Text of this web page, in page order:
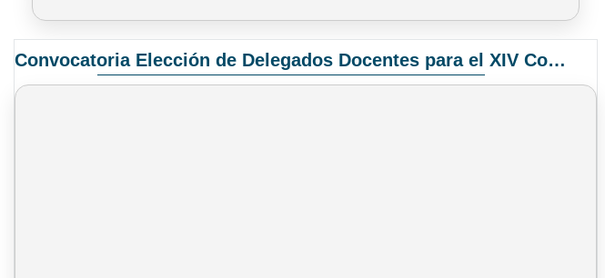
Convocatoria Elección de Delegados Docentes para el XIV Congreso Nacional de Universidades